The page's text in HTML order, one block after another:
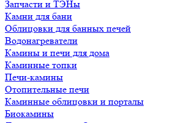
Запчасти и ТЭНы
Камни для бани
Облицовки для банных печей
Водонагреватели
Камины и печи для дома
Каминные топки
Печи-камины
Отопительные печи
Каминные облицовки и порталы
Биокамины